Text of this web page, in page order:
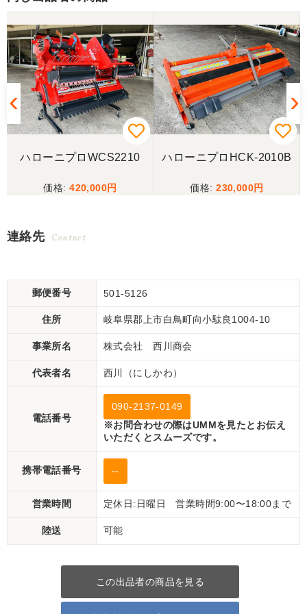
ハローニプロWCS2210
420,000
ハローニプロHCK-2010B
230,000
連絡先 Contact
郵便番号 501-5126
住所 岐阜県郡上市白鳥町向小駄良1004-10
事業所名 株式会社 西川商会
代表者名 西川（にしかわ）
電話番号
090-2137-0149
※お問合わせの際はUMMを見たとお伝え
いただくとスムーズです。
携帯電話番号 --
営業時間 定休日:日曜日 営業時間9:00〜18:00まで
陸送 可能
この出品者の商品を見る